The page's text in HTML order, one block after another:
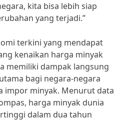
kita bisa lebih siap
yang terjadi.”
terkini yang mendapat
kenaikan harga minyak
memiliki dampak langsung
bagi negara-negara
impor minyak. Menurut data
harga minyak dunia
dalam dua tahun